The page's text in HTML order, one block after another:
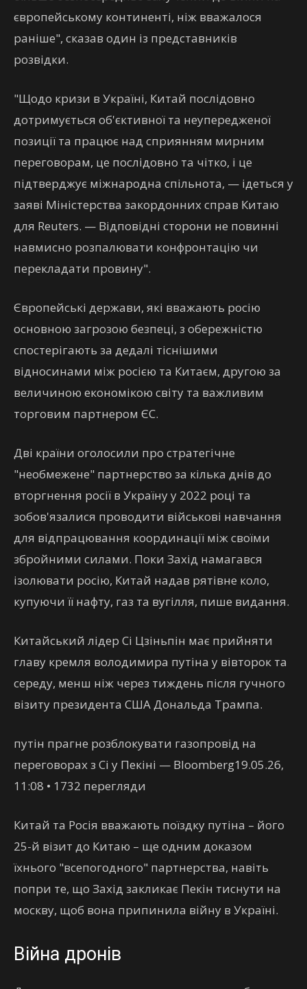
європейському континенті, ніж вважалося
раніше", сказав один із представників
розвідки.
"Щодо кризи в Україні, Китай послідовно
дотримується об'єктивної та неупередженої
позиції та працює над сприянням мирним
переговорам, це послідовно та чітко, і це
підтверджує міжнародна спільнота, — ідеться у
заяві Міністерства закордонних справ Китаю
для Reuters. — Відповідні сторони не повинні
навмисно розпалювати конфронтацію чи
перекладати провину".
Європейські держави, які вважають росію
основною загрозою безпеці, з обережністю
спостерігають за дедалі тіснішими
відносинами між росією та Китаєм, другою за
величиною економікою світу та важливим
торговим партнером ЄС.
Дві країни оголосили про стратегічне
"необмежене" партнерство за кілька днів до
вторгнення росії в Україну у 2022 році та
зобов'язалися проводити військові навчання
для відпрацювання координації між своїми
збройними силами. Поки Захід намагався
ізолювати росію, Китай надав рятівне коло,
купуючи її нафту, газ та вугілля, пише видання.
Китайський лідер Сі Цзіньпін має прийняти
главу кремля володимира путіна у вівторок та
середу, менш ніж через тиждень після гучного
візиту президента США Дональда Трампа.
путін прагне розблокувати газопровід на
переговорах з Сі у Пекіні — Bloomberg19.05.26,
11:08 • 1732 перегляди
Китай та Росія вважають поїздку путіна – його
25-й візит до Китаю – ще одним доказом
їхнього "всепогодного" партнерства, навіть
попри те, що Захід закликає Пекін тиснути на
москву, щоб вона припинила війну в Україні.
Війна дронів